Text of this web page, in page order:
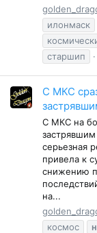
илонмаск
старшип
С МКС
С МКС на
серьезная
привела к
снижению
на...
космос